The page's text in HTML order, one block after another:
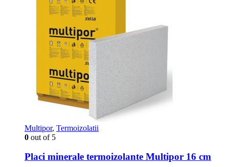
Multipor, Termoizolatii
0 out of 5
Placi minerale termoizolante Multipor 16 cm